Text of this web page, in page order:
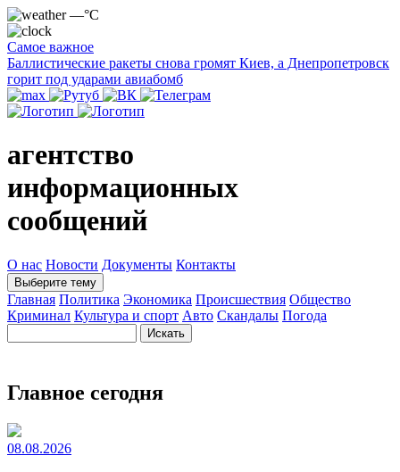
—°C
Самое важное
Баллистические ракеты снова громят Киев, а Днепропетровск
горит под ударами авиабомб
агентство
информационных
сообщений
О нас Новости Документы Контакты
Выберите тему
Главная Политика Экономика Происшествия Общество
Криминал Культура и спорт Авто Скандалы Погода
Главное сегодня
08.08.2026